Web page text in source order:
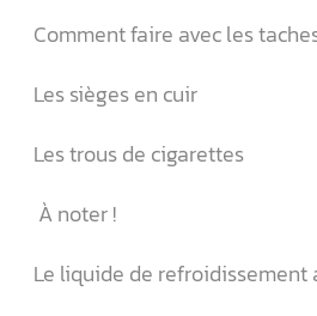
Comment faire avec les
Les sièges en cuir
Les trous de cigarettes
À noter !
Le liquide de